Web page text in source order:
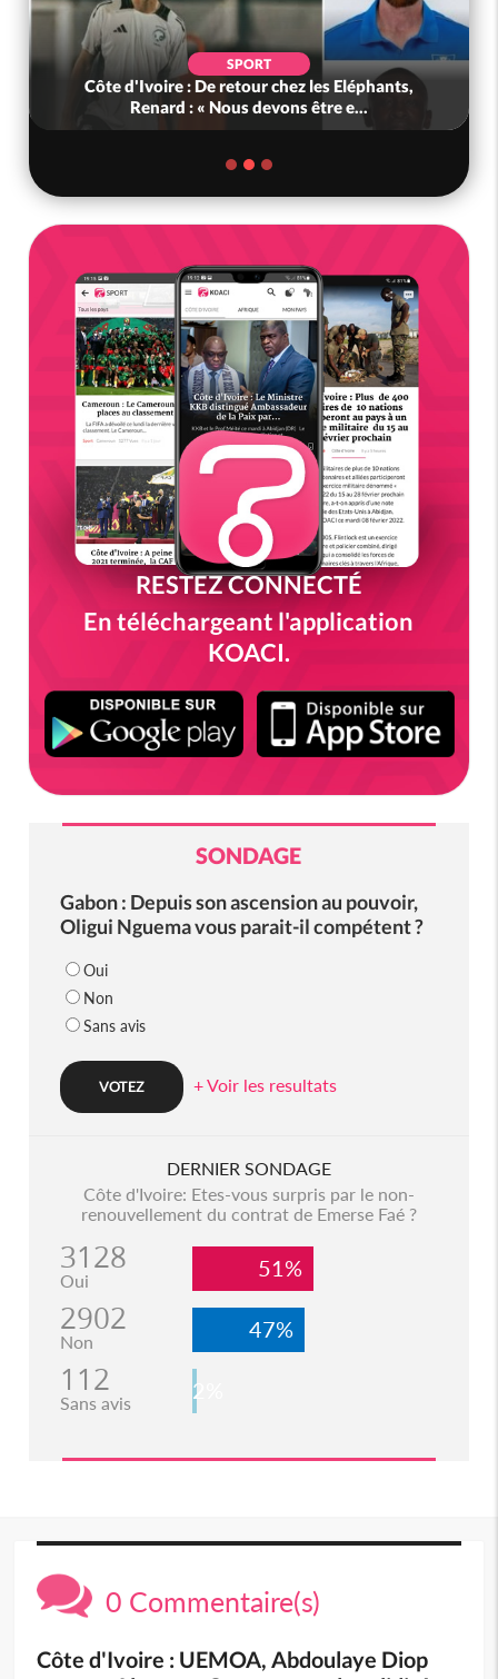
SPORT
Côte d'Ivoire : De retour chez les Eléphants,
Renard : « Nous devons être e...
RESTEZ CONNECTÉ
En téléchargeant l'application
KOACI.
SONDAGE
Gabon : Depuis son ascension au pouvoir,
Oligui Nguema vous parait-il compétent ?
Oui
Non
Sans avis
+ Voir les resultats
DERNIER SONDAGE
Côte d'Ivoire: Etes-vous surpris par le non-
renouvellement du contrat de Emerse Faé ?
3128
Oui 51%
2902
Non 47%
112
Sans avis 2%
0 Commentaire(s)
Côte d'Ivoire : UEMOA, Abdoulaye Diop